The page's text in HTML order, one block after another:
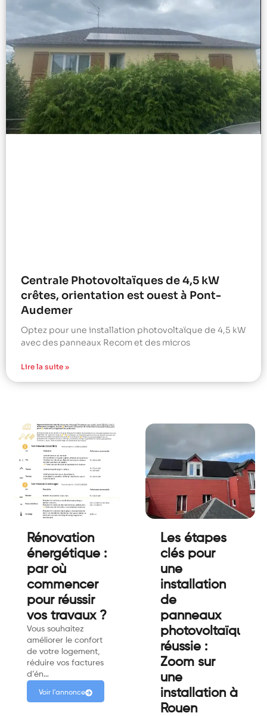
Centrale Photovoltaïques de 4,5 kW
crêtes, orientation est ouest à Pont-
Audemer
Optez pour une installation photovoltaïque de 4,5 kW
avec des panneaux Recom et des micros
Lire la suite »
Rénovation
énergétique :
par où
commencer
pour réussir
vos travaux ?
Vous souhaitez
améliorer le confort
de votre logement,
réduire vos factures
d’én…
Voir l'annonce
Les étapes
clés pour
une
installation
de
panneaux
photovoltaïques
réussie :
Zoom sur
une
installation à
Rouen